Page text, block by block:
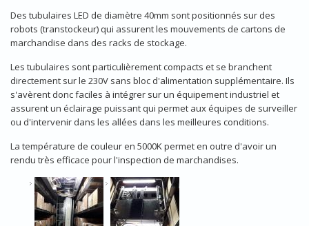
Des tubulaires LED de diamètre 40mm sont positionnés sur des
robots (transtockeur) qui assurent les mouvements de cartons de
marchandise dans des racks de stockage.
Les tubulaires sont particulièrement compacts et se branchent
directement sur le 230V sans bloc d'alimentation supplémentaire. Ils
s'avèrent donc faciles à intégrer sur un équipement industriel et
assurent un éclairage puissant qui permet aux équipes de surveiller
ou d'intervenir dans les allées dans les meilleures conditions.
La température de couleur en 5000K permet en outre d'avoir un
rendu très efficace pour l'inspection de marchandises.